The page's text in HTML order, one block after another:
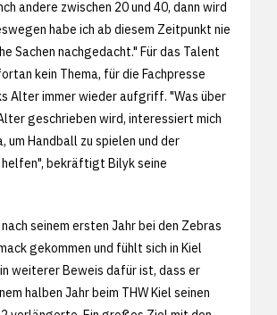
andere zwischen 20 und 40, dann wird
habe ich ab diesem Zeitpunkt nie
Sachen nachgedacht." Für das Talent
kein Thema, für die Fachpresse
Alter immer wieder aufgriff. "Was über
geschrieben wird, interessiert mich
um Handball zu spielen und der
bekräftigt Bilyk seine
seinem ersten Jahr bei den Zebras
gekommen und fühlt sich in Kiel
weiterer Beweis dafür ist, dass er
halben Jahr beim THW Kiel seinen